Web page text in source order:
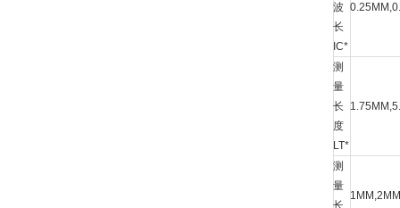
波
长
IC*
测
量
长
度
LT*
测
量
长